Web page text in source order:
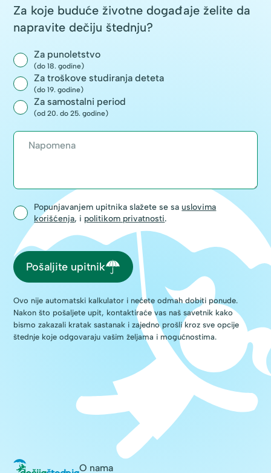
Za koje buduće životne događaje želite da
napravite dečiju štednju?
Za punoletstvo
(do 18. godine)
Za troškove studiranja deteta
(do 19. godine)
Za samostalni period
(od 20. do 25. godine)
Popunjavanjem upitnika slažete se sa uslovima
korišćenja, i politikom privatnosti.
Pošaljite upitnik
Ovo nije automatski kalkulator i nećete odmah dobiti ponude.
Nakon što pošaljete upit, kontaktiraće vas naš savetnik kako
bismo zakazali kratak sastanak i zajedno prošli kroz sve opcije
štednje koje odgovaraju vašim željama i mogućnostima.
O nama